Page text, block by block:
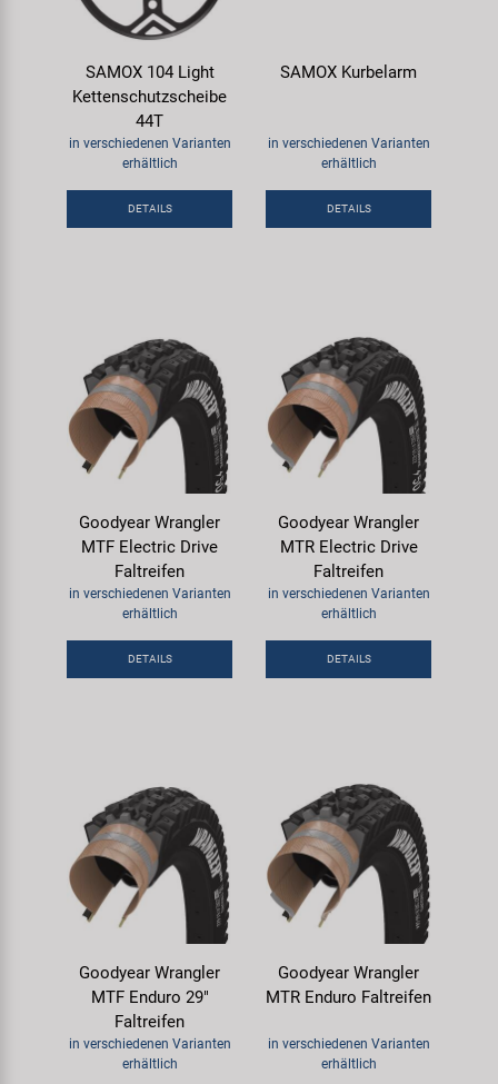
SAMOX 104 Light
Kettenschutzscheibe
44T
in verschiedenen Varianten
erhältlich
DETAILS
SAMOX Kurbelarm
in verschiedenen Varianten
erhältlich
DETAILS
Goodyear Wrangler
MTF Electric Drive
Faltreifen
in verschiedenen Varianten
erhältlich
DETAILS
Goodyear Wrangler
MTR Electric Drive
Faltreifen
in verschiedenen Varianten
erhältlich
DETAILS
Goodyear Wrangler
MTF Enduro 29"
Faltreifen
in verschiedenen Varianten
erhältlich
Goodyear Wrangler
MTR Enduro Faltreifen
in verschiedenen Varianten
erhältlich